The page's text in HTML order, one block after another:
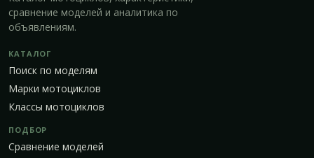
сравнение моделей и аналитика по
объявлениям.
КАТАЛОГ
Поиск по моделям
Марки мотоциклов
Классы мотоциклов
ПОДБОР
Сравнение моделей